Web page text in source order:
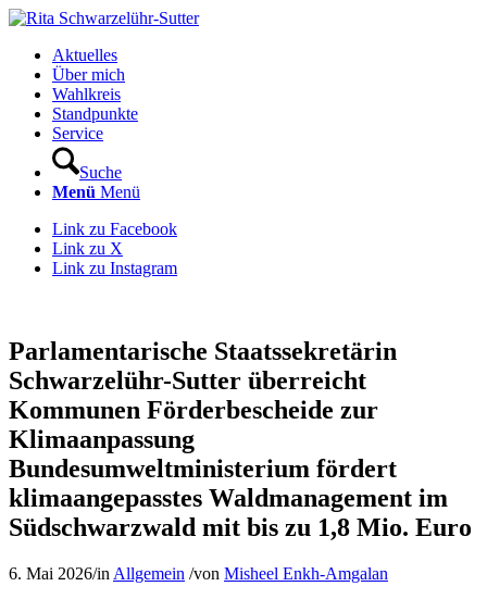
Aktuelles
Über mich
Wahlkreis
Standpunkte
Service
Suche
Menü Menü
Link zu Facebook
Link zu X
Link zu Instagram
Parlamentarische Staatssekretärin
Schwarzelühr-Sutter überreicht
Kommunen Förderbescheide zur
Klimaanpassung
Bundesumweltministerium fördert
klimaangepasstes Waldmanagement im
Südschwarzwald mit bis zu 1,8 Mio. Euro
6. Mai 2026/in Allgemein /von Misheel Enkh-Amgalan